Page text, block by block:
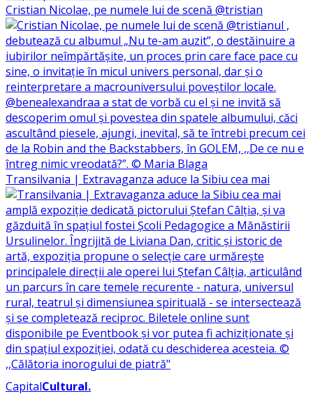
Cristian Nicolae, pe numele lui de scenă @tristian
Transilvania | Extravaganza aduce la Sibiu cea mai
CapitalCultural.